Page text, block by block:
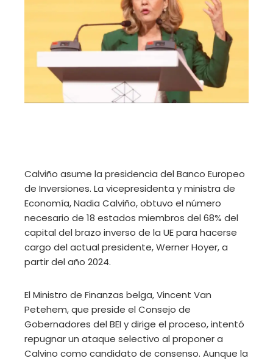
Calviño asume la presidencia del Banco Europeo
de Inversiones. La vicepresidenta y ministra de
Economía, Nadia Calviño, obtuvo el número
necesario de 18 estados miembros del 68% del
capital del brazo inverso de la UE para hacerse
cargo del actual presidente, Werner Hoyer, a
partir del año 2024.
El Ministro de Finanzas belga, Vincent Van
Petehem, que preside el Consejo de
Gobernadores del BEI y dirige el proceso, intentó
repugnar un ataque selectivo al proponer a
Calvino como candidato de consenso. Aunque la